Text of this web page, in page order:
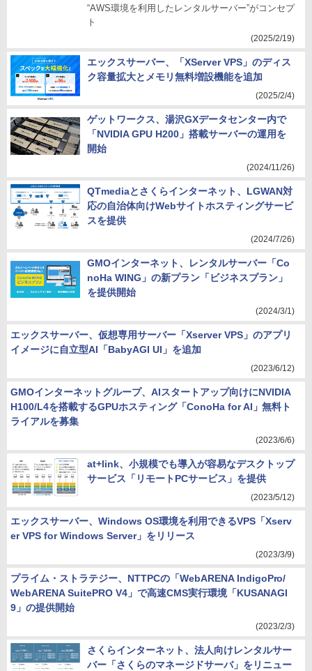
“AWS環境を利用したレンタルサーバー”がコンセプ
ト
(2025/2/19)
エックスサーバー、「XServer VPS」のディス
ク容量拡大とメモリ無料増設機能を追加
(2025/2/4)
ゲットワークス、湯沢GXデータセンター内で
「NVIDIA GPU H200」搭載サーバーの運用を
開始
(2024/11/26)
QTmediaとさくらインターネット、LGWAN対
応の自治体向けWebサイトホスティングサービ
スを提供
(2024/7/26)
GMOインターネット、レンタルサーバー「Co
noHa WING」の新プラン「ビジネスプラン」
を提供開始
(2024/3/1)
エックスサーバー、仮想専用サーバー「Xserver VPS」のアプリ
イメージに自立型AI「BabyAGI UI」を追加
(2023/6/12)
GMOインターネットグループ、AIスタートアップ向けにNVIDIA
H100/L4を搭載するGPUホスティング「ConoHa for AI」無料ト
ライアルを募集
(2023/6/6)
at+link、小規模でも導入が容易なデスクトップ
サービス「リモートPCサービス」を提供
(2023/5/12)
エックスサーバー、Windows OS環境を利用できるVPS「Xserv
er VPS for Windows Server」をリリース
(2023/3/9)
プライム・ストラテジー、NTTPCの「WebARENA IndigoPro/
WebARENA SuitePRO V4」で高速CMS実行環境「KUSANAGI
9」の提供開始
(2023/2/3)
さくらインターネット、法人向けレンタルサー
バー「さくらのマネージドサーバ」をリニュー